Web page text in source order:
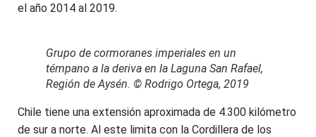
el año 2014 al 2019.
Grupo de cormoranes imperiales en un
témpano a la deriva en la Laguna San Rafael,
Región de Aysén. © Rodrigo Ortega, 2019
Chile tiene una extensión aproximada de 4.300 kilómetro
de sur a norte. Al este limita con la Cordillera de los